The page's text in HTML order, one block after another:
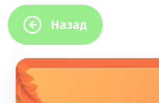
Назад